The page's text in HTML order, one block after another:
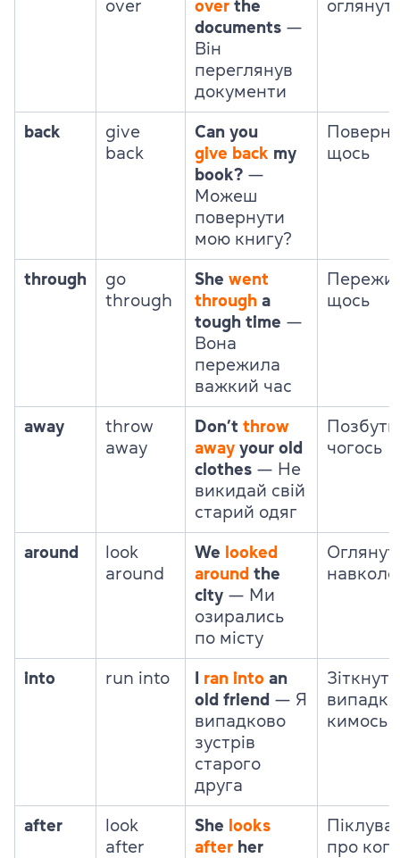
over
over the
documents —
Він
переглянув
документи
back
give
back
Can you
give back my
book? —
Можеш
повернути
мою книгу?
щось
through
go
through
She went
through a
tough time —
Вона
пережила
важкий час
щось
away
throw
away
Don’t throw
away your old
clothes — Не
викидай свій
старий одяг
чогось
around
look
around
We looked
around the
city — Ми
озирались
по місту
навколо
into run into ran into an
old friend — Я
випадково
зустрів
старого
друга
кимось
after
look
after
She looks
after her
про